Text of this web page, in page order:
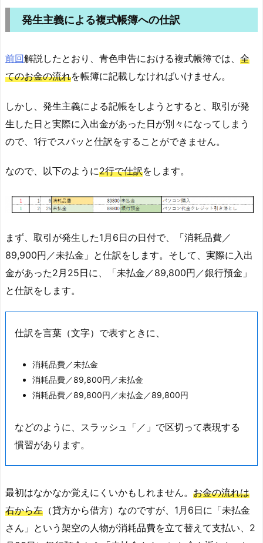
発生主義による複式帳簿への仕訳
前回解説したとおり、青色申告における複式帳簿では、 全
てのお金の流れを帳簿に記載しなければいけません。
しかし、発生主義による記帳をしようとすると、取引が発
生した日と実際に入出金があった日が別々になってしまう
ので、1行でスパッと仕訳をすることができません。
なので、以下のように2行で仕訳をします。
まず、取引が発生した1月6日の日付で、「消耗品費／
89,900円／未払金」と仕訳をします。そして、実際に入出
金があった2月25日に、「未払金／89,800円／銀行預金」
と仕訳をします。
仕訳を言葉（文字）で表すときに、
消耗品費／未払金
消耗品費／89,800円／未払金
消耗品費／89,800円／未払金／89,800円
などのように、スラッシュ「／」で区切って表現する
慣習があります。
最初はなかなか覚えにくいかもしれません。 お金の流れは
右から左 （貸方から借方）なのですが、1月6日に「未払金
さん」という架空の人物が消耗品費を立て替えて支払い、2